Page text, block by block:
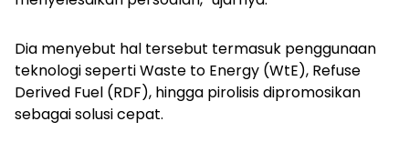
Dia menyebut hal tersebut termasuk penggunaan
teknologi seperti Waste to Energy (WtE), Refuse
Derived Fuel (RDF), hingga pirolisis dipromosikan
sebagai solusi cepat.